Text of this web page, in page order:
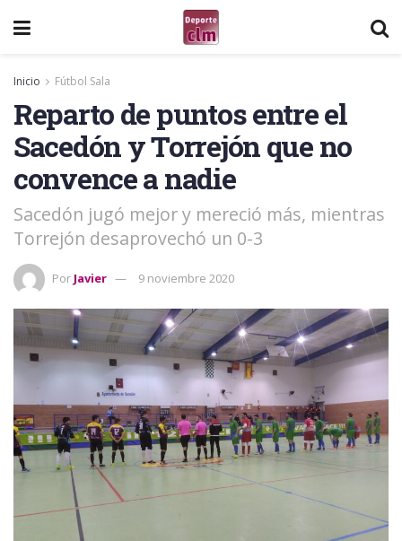
Inicio Fútbol Sala
Reparto de puntos entre el
Sacedón y Torrejón que no
convence a nadie
Sacedón jugó mejor y mereció más, mientras
Torrejón desaprovechó un 0-3
Por Javier 9 noviembre 2020